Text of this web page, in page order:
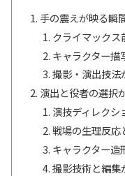
手の震えが映る瞬
クライマック
キャラクター描
撮影・演出技法
演出と役者の選択
演技ディレクシ
戦場の生理反応
キャラクター造
撮影技術と編集